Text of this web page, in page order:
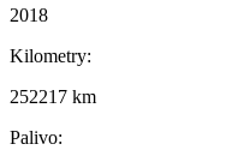
2018
Kilometry:
252217 km
Palivo: